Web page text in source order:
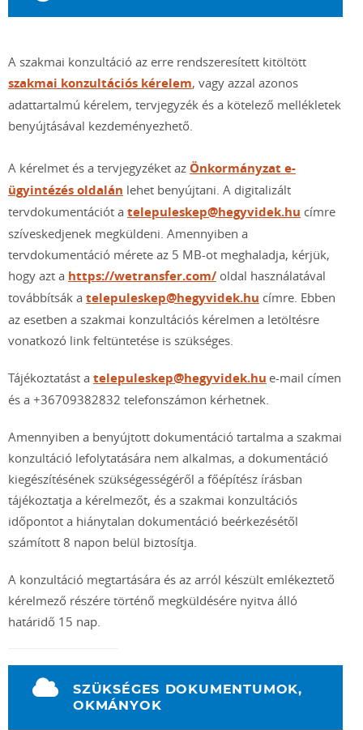
A szakmai konzultáció az erre rendszeresített kitöltött
szakmai konzultációs kérelem, vagy azzal azonos
adattartalmú kérelem, tervjegyzék és a kötelező mellékletek
benyújtásával kezdeményezhető.
A kérelmet és a tervjegyzéket az Önkormányzat e-
ügyintézés oldalán lehet benyújtani. A digitalizált
tervdokumentációt a telepuleskep@hegyvidek.hu címre
szíveskedjenek megküldeni. Amennyiben a
tervdokumentáció mérete az 5 MB-ot meghaladja, kérjük,
hogy azt a https://wetransfer.com/ oldal használatával
továbbítsák a telepuleskep@hegyvidek.hu címre. Ebben
az esetben a szakmai konzultációs kérelmen a letöltésre
vonatkozó link feltüntetése is szükséges.
Tájékoztatást a telepuleskep@hegyvidek.hu e-mail címen
és a +36709382832 telefonszámon kérhetnek.
Amennyiben a benyújtott dokumentáció tartalma a szakmai
konzultáció lefolytatására nem alkalmas, a dokumentáció
kiegészítésének szükségességéről a főépítész írásban
tájékoztatja a kérelmezőt, és a szakmai konzultációs
időpontot a hiánytalan dokumentáció beérkezésétől
számított 8 napon belül biztosítja.
A konzultáció megtartására és az arról készült emlékeztető
kérelmező részére történő megküldésére nyitva álló
határidő 15 nap.
SZÜKSÉGES DOKUMENTUMOK,
OKMÁNYOK